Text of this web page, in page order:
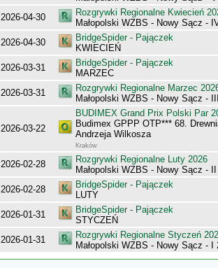
2026-04-30
Rozgrywki Regionalne Kwiecień
Małopolski WZBS - Nowy Sącz -
2026-04-30
BridgeSpider - Pajączek
KWIECIEŃ
2026-03-31
BridgeSpider - Pajączek
MARZEC
2026-03-31
Rozgrywki Regionalne Marzec
Małopolski WZBS - Nowy Sącz -
2026-03-22
BUDIMEX Grand Prix Polski Par
Budimex GPPP OTP*** 68.
Andrzeja Wilkosza
Kraków
2026-02-28
Rozgrywki Regionalne Luty 2026
Małopolski WZBS - Nowy Sącz -
2026-02-28
BridgeSpider - Pajączek
LUTY
2026-01-31
BridgeSpider - Pajączek
STYCZEŃ
2026-01-31
Rozgrywki Regionalne Styczeń
Małopolski WZBS - Nowy Sącz - I